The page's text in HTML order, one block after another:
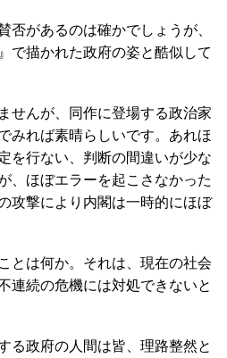
否があるのは確かでしょうが、
で描かれた政府の姿と酷似して
せんが、同作に登場する政治家
みれば素晴らしいです。あれほ
を行ない、判断の間違いが少な
、ほぼエラーを起こさなかった
攻撃により内閣は一時的にほぼ
とは何か。それは、現在の社会
連続の危機には対処できないと
る政府の人間は皆、理路整然と